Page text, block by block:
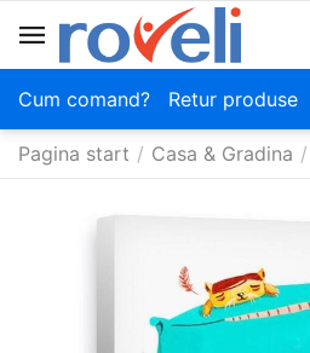
Cum comand? Retur produse
Pagina start / Casa & Gradina /